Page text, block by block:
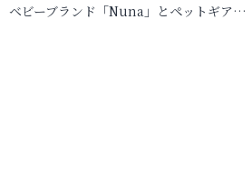
ベビーブランド「Nuna」とペットギア…